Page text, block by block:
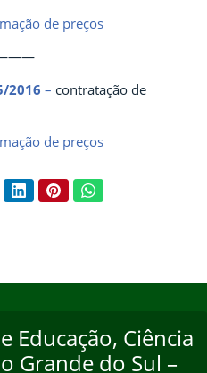
de preços
2016 – contratação de
de preços
LinkedInPinterestWhatsApp
Educação, Ciência
Grande do Sul –